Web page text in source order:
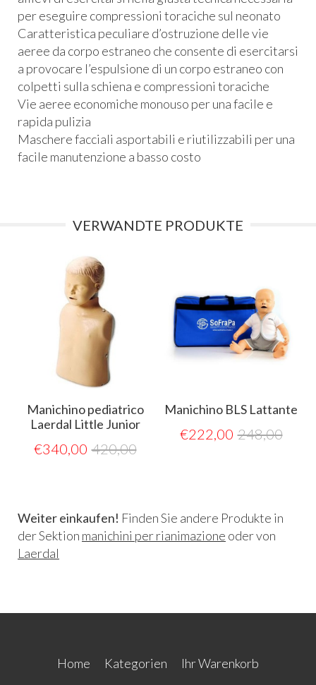
per eseguire compressioni toraciche sul neonato
Caratteristica peculiare d’ostruzione delle vie
aeree da corpo estraneo che consente di esercitarsi
a provocare l’espulsione di un corpo estraneo con
colpetti sulla schiena e compressioni toraciche
Vie aeree economiche monouso per una facile e
rapida pulizia
Maschere facciali asportabili e riutilizzabili per una
facile manutenzione a basso costo
VERWANDTE PRODUKTE
Manichino pediatrico
Laerdal Little Junior
€340,00 420,00
Manichino BLS Lattante
€222,00 248,00
Weiter einkaufen! Finden Sie andere Produkte in
der Sektion manichini per rianimazione oder von
Laerdal
Home Kategorien Ihr Warenkorb